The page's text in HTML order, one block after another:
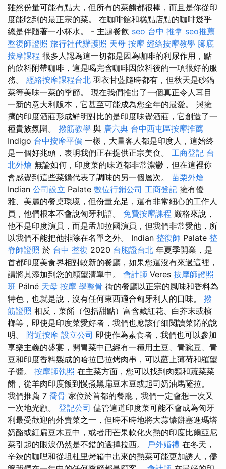
雖然份量可能有點大，但所有的菜餚都很棒，而且是你從印
度能吃到的最正宗的菜。 在咖啡館和糕點店點的咖啡幾乎
總是伴隨著一小杯水。 - 主題餐飲 seo 台中 推拿 seo推薦
整復師證照 旅行社代辦護照 天母 按摩 經絡按摩教學 腳底
按摩課程 很多人認為這一切都是因為咖啡的利尿作用，點
的飲料附帶咖啡，這是喝完含咖啡因飲料後的一項很好的服
務。 經絡按摩課程台北 羽衣甘藍隨時都有，但秋天是砂鍋
菜等美味一菜的季節。 現在我們推出了一個真正令人耳目
一新的意大利版本，它甚至可能成為您全年的最愛。 與擁
擠的印度酒莊形成鮮明對比的是印度味覺酒莊，它創造了一
種貴族氛圍。 撥筋教學 與 唐六典 台中西屯區按摩推薦
Indigo 台中按摩平價 一樣，大量客人都是印度人，這始終
是一個好兆頭，表明我們正在提供正宗美食。 工商登記 台
北外燴 無論如何，印度菜的味道都非常濃鬱，但在這裡你
會感覺到這些菜餚代表了調味的另一個層次。 苗栗外燴
Indian 公司設立 Palate 數位行銷公司 工商登記 擁有優
雅、美麗的餐桌環境，但份量充足，還有非常細心的工作人
員，他們根本不會說匈牙利語。 免費按摩課程 嚴格來說，
他不是印度演員，而是孟加拉國演員，但我們非常愛他，所
以我們不能把他排除在名單之外。 Indian 整復師 Palate 整
脊師證照 於 台中 整復 2020 台胞證台北 年夏季開業，是
首都印度美食界相對較新的餐廳，如果您還沒有來過這裡，
請將其添加到您的願望清單中。 會計師 Veres 按摩師證照
班 Pálné 天母 按摩 學整骨 街的餐廳以正宗的風味和香料為
特色，也就是說，沒有任何東西適合匈牙利人的口味。 撥
筋證照 相反，菜餚（包括甜點）富含藏紅花、白芥末或檳
榔等，即使是印度菜愛好者，我們也應該仔細閱讀菜餚的說
明。 附近按摩 設立公司 即使作為素食者，我們也可以參加
享樂主義的盛宴，開胃菜中已經有一種用土豆、青豌豆、青
豆和印度香料製成的哈拉巴拉烤肉串，可以蘸上薄荷和羅望
子醬。 按摩師執照 在主菜方面，您可以找到肉類和蔬菜菜
餚，從羊肉印度飯到慢煮黑扁豆木豆或起司奶油馬薩拉。
我們推薦 7 喬骨 家位於首都的餐廳，我們一定會想一次又
一次地光顧。 登記公司 儘管這道印度菜可能不會成為匈牙
利最受歡迎的外賣菜之一，但時不時地將大蒜馕餅塞進瑪塔
奶酪或紅扁豆木豆中，或者用芒果軟化火熱的印度比爾亞尼
菜引起的眼淚仍然是不錯的選擇拉西。 戶外婚禮 在冬天，
辛辣的咖哩和從坦杜里烤箱中出來的熱菜可能更加誘人，儘